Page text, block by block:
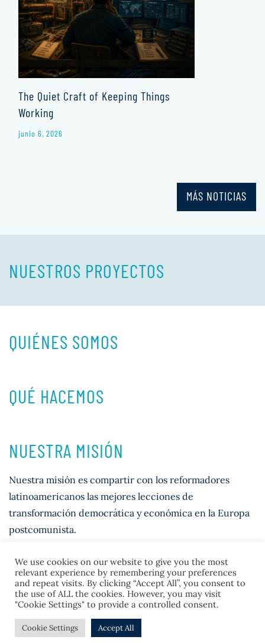
The Quiet Craft of Keeping Things
Working
junio 6, 2026
MÁS NOTICIAS
NUESTROS PROYECTOS
QUIÉNES SOMOS
QUÉ HACEMOS
NUESTRA MISIÓN
Nuestra misión es compartir con los reformadores
latinoamericanos las mejores lecciones de
transformación democrática y económica en la Europa
postcomunista.
© 2026 Casla Institute
We use cookies on our website to give you the most
relevant experience by remembering your preferences
and repeat visits. By clicking “Accept All”, you consent to
the use of ALL the cookies. However, you may visit
"Cookie Settings" to provide a controlled consent.
Cookie Settings Accept All